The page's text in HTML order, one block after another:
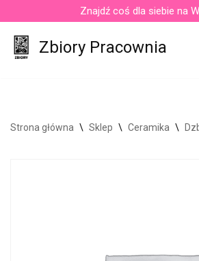
Przejdź
do
Znajdź coś dla siebie na
Zbiory Pracownia
Strona główna \ Sklep \ Ceramika \